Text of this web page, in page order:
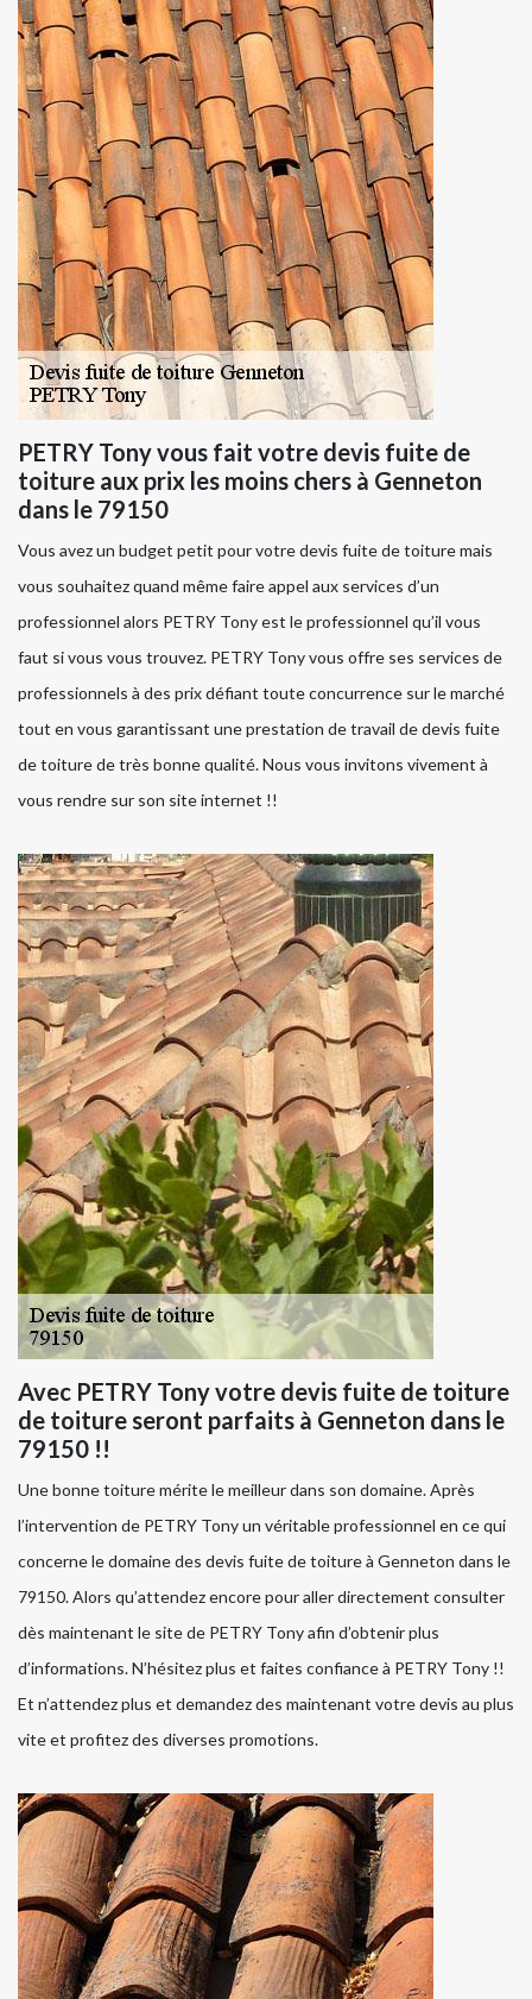
PETRY Tony vous fait votre devis fuite de
toiture aux prix les moins chers à Genneton
dans le 79150
Vous avez un budget petit pour votre devis fuite de toiture mais
vous souhaitez quand même faire appel aux services d’un
professionnel alors PETRY Tony est le professionnel qu’il vous
faut si vous vous trouvez. PETRY Tony vous offre ses services de
professionnels à des prix défiant toute concurrence sur le marché
tout en vous garantissant une prestation de travail de devis fuite
de toiture de très bonne qualité. Nous vous invitons vivement à
vous rendre sur son site internet !!
Avec PETRY Tony votre devis fuite de toiture
de toiture seront parfaits à Genneton dans le
79150 !!
Une bonne toiture mérite le meilleur dans son domaine. Après
l’intervention de PETRY Tony un véritable professionnel en ce qui
concerne le domaine des devis fuite de toiture à Genneton dans le
79150. Alors qu’attendez encore pour aller directement consulter
dès maintenant le site de PETRY Tony afin d’obtenir plus
d’informations. N’hésitez plus et faites confiance à PETRY Tony !!
Et n’attendez plus et demandez des maintenant votre devis au plus
vite et profitez des diverses promotions.